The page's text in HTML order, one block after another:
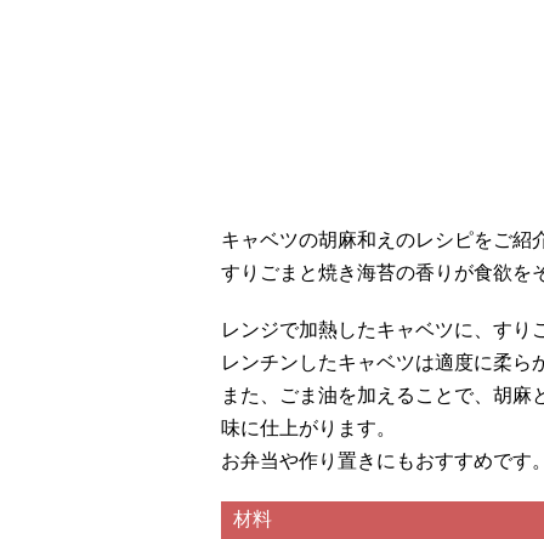
キャベツの胡麻和えのレシピをご紹
すりごまと焼き海苔の香りが食欲を
レンジで加熱したキャベツに、すり
レンチンしたキャベツは適度に柔ら
また、ごま油を加えることで、胡
味に仕上がります。
お弁当や作り置きにもおすすめです
材料